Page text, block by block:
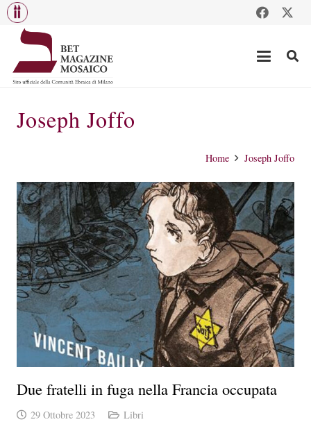
Joseph Joffo
Home Joseph Joffo
Due fratelli in fuga nella Francia occupata
29 Ottobre 2023 Libri